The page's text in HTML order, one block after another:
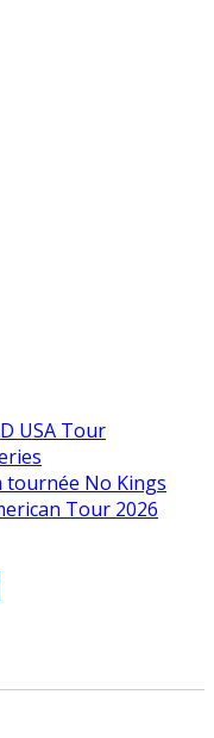
USA Tour
No Kings
Tour 2026